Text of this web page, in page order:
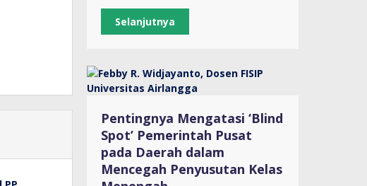
Selanjutnya
Pentingnya Mengatasi ‘Blind
Spot’ Pemerintah Pusat
pada Daerah dalam
Mencegah Penyusutan Kelas